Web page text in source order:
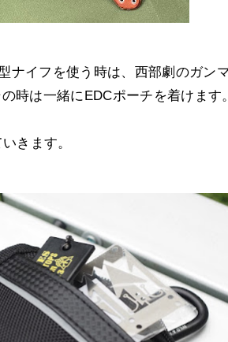
ナイフを使う時は、西部劇のガン
時は一緒にEDCポーチを着けます。
きます。